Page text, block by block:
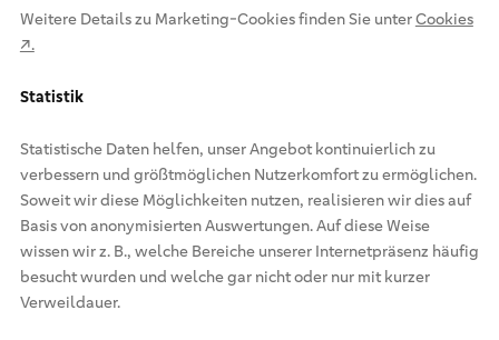
Weitere Details zu Marketing-Cookies finden Sie unterCookies
↗.
Statistik
Statistische Daten helfen, unser Angebot kontinuierlich zu
verbessern und größtmöglichen Nutzerkomfort zu ermöglichen.
Soweit wir diese Möglichkeiten nutzen, realisieren wir dies auf
Basis von anonymisierten Auswertungen. Auf diese Weise
wissen wir z. B., welche Bereiche unserer Internetpräsenz häufig
besucht wurden und welche gar nicht oder nur mit kurzer
Verweildauer.